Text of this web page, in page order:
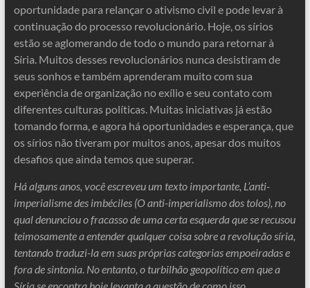
oportunidade para relançar o ativismo civil e pode levar à
continuação do processo revolucionário. Hoje, os sírios
estão se aglomerando de todo o mundo para retornar à
Síria. Muitos desses revolucionários nunca desistiram de
seus sonhos e também aprenderam muito com sua
experiência de organização no exílio e seu contato com
diferentes culturas políticas. Muitas iniciativas já estão
tomando forma, e agora há oportunidades e esperança, que
os sírios não tiveram por muitos anos, apesar dos muitos
desafios que ainda temos que superar.
Há alguns anos, você escreveu um texto importante, L’anti-
imperialisme des imbéciles (O anti-imperialismo dos tolos), no
qual denunciou o fracasso de uma certa esquerda que se recusou
teimosamente a entender qualquer coisa sobre a revolução síria,
tentando traduzi-la em suas próprias categorias empoeiradas e
fora de sintonia. No entanto, o turbilhão geopolítico em que a